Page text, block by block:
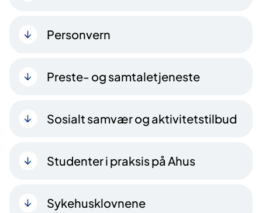
Personvern
Preste- og samtaletjeneste
Sosialt samvær og aktivitetstilbud
Studenter i praksis på Ahus
Sykehusklovnene